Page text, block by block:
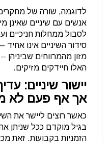
לדוגמה, שורה של
אנשים עם שיניים שאינן
לסבול ממחלות חניכיים
סידור השיניים אינו
מזון מהמרווחים
האלו חיידקים מזיקים.
יישור שיניים:
אך אף פעם לא
כאשר רוצים ליישר את
בגיל מוקדם ככל שניתן
הזמניות בקבועות. זאת